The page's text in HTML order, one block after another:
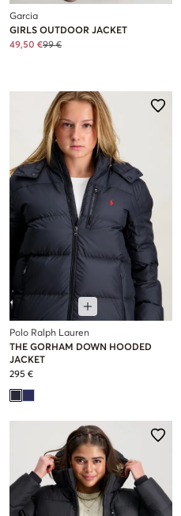
Garcia
GIRLS OUTDOOR JACKET
49,50 €99 €
Polo Ralph Lauren
THE GORHAM DOWN HOODED
JACKET
295 €